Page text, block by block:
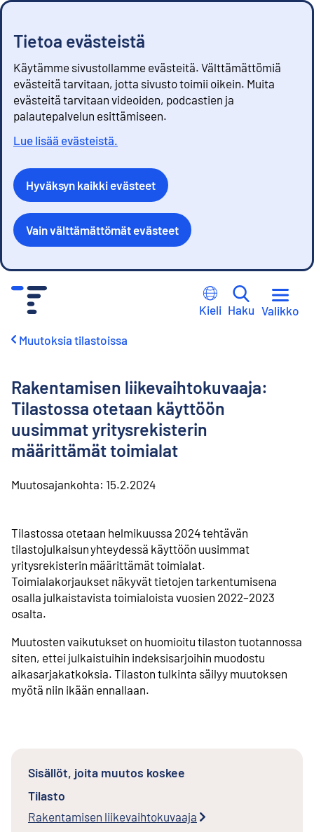
Tietoa evästeistä
Käytämme sivustollamme evästeitä. Välttämättömiä
evästeitä tarvitaan, jotta sivusto toimii oikein. Muita
evästeitä tarvitaan videoiden, podcastien ja
palautepalvelun esittämiseen.
Lue lisää evästeistä.
Hyväksyn kaikki evästeet
Vain välttämättömät evästeet
Kieli Haku Valikko
Muutoksia tilastoissa
Rakentamisen liikevaihtokuvaaja:
Tilastossa otetaan käyttöön
uusimmat yritysrekisterin
määrittämät toimialat
Muutosajankohta: 15.2.2024
Tilastossa otetaan helmikuussa 2024 tehtävän
tilastojulkaisun yhteydessä käyttöön uusimmat
yritysrekisterin määrittämät toimialat.
Toimialakorjaukset näkyvät tietojen tarkentumisena
osalla julkaistavista toimialoista vuosien 2022–2023
osalta.
Muutosten vaikutukset on huomioitu tilaston tuotannossa
siten, ettei julkaistuihin indeksisarjoihin muodostu
aikasarjakatkoksia. Tilaston tulkinta säilyy muutoksen
myötä niin ikään ennallaan.
Sisällöt, joita muutos koskee
Tilasto
Rakentamisen liikevaihtokuvaaja